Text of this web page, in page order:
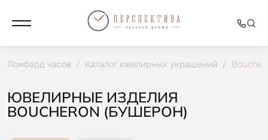
Ломбард часов / Каталог ювелирных украшений /
ЮВЕЛИРНЫЕ ИЗДЕЛИЯ
BOUCHERON (БУШЕРОН)